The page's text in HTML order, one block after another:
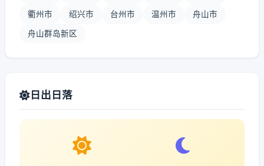
衢州市 绍兴市 台州市 温州市 舟山市
舟山群岛新区
日出日落